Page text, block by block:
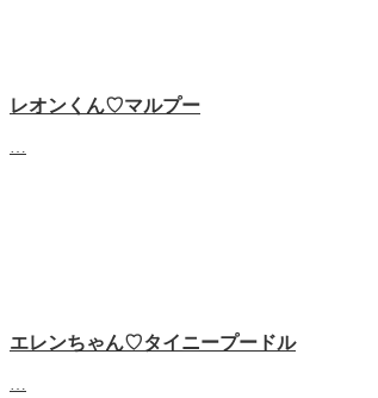
レオンくん♡マルプー
エレンちゃん♡タイニープードル